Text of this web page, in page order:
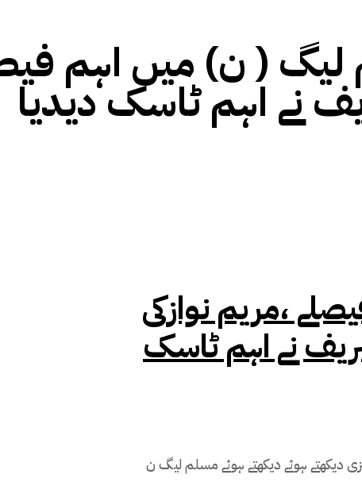
( ن) میں اہم
نے اہم ٹاسک دیدیا
،مریم نوازکی
نے اہم ٹاسک
ہوئے دیکھتے ہوئے مسلم لیگ ن